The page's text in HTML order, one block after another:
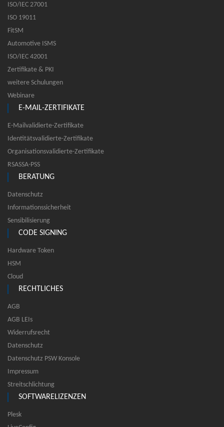
ISO/IEC 27001
ISO 19011
FitSM
Automotive ISMS
ISO/IEC 42001
Zertifikate & PKI
weitere Schulungen
Webinare
E-MAIL-ZERTIFIKATE
E-Mailvalidierte-Zertifikate
Identitätsvalidierte-Zertifikate
Organisationsvalidierte-Zertifikate
RSASSA-PSS
BERATUNG
Datenschutz
Informationssicherheit
Sensibilisierung
CODE SIGNING
Hardware Token
HSM
Cloud
RECHTLICHES
AGB
AGB LEIs
Widerrufsrecht
Datenschutz
Datenschutz PSW Konsole
Impressum
Streitschlichtung
SOFTWARELIZENZEN
Plesk